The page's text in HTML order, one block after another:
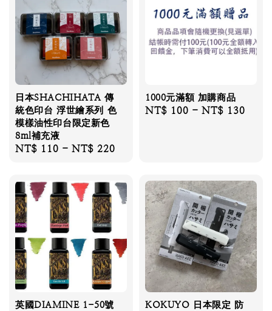
日本SHACHIHATA 傳
統色印台 浮世繪系列 色
模樣油性印台限定新色
8ml補充液
Regular
NT$ 110 -NT$ 220
1000元滿額 加購商品
Regular
NT$ 100 -NT$ 130
英國DIAMINE 1-50號
KOKUYO 日本限定 防